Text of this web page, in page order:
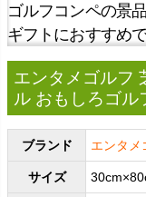
ゴルフコンペの景
ギフトにおすすめで
エンタメゴルフ
ル おもしろゴル
ブランド エンタメ
サイズ